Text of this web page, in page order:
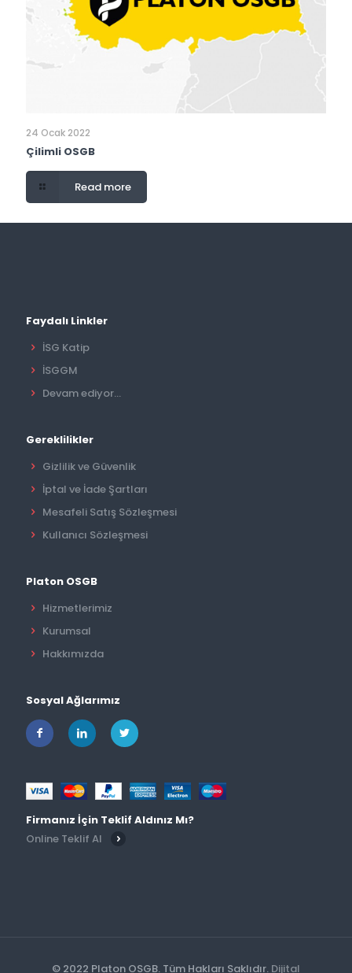
24 Ocak 2022
Çilimli OSGB
Read more
Faydalı Linkler
İSG Katip
İSGGM
Devam ediyor...
Gereklilikler
Gizlilik ve Güvenlik
İptal ve İade Şartları
Mesafeli Satış Sözleşmesi
Kullanıcı Sözleşmesi
Platon OSGB
Hizmetlerimiz
Kurumsal
Hakkımızda
Sosyal Ağlarımız
Firmanız İçin Teklif Aldınız Mı?
Online Teklif Al
© 2022 Platon OSGB. Tüm Hakları Saklıdır. Dijital